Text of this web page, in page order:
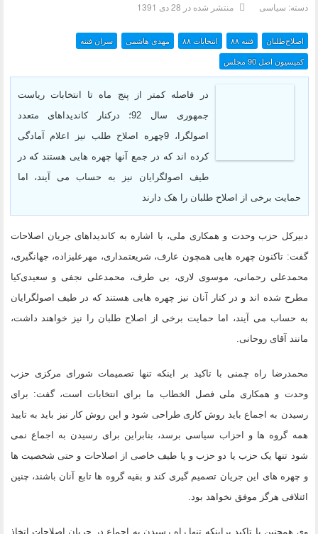
دسته: سیاسی منتشر شده در 28 دی 1391
اصلاح‌طلبان فتنه ۸۸ انتخابات ۸۸ مهدی هاشمی
سران فتنه
کمیسیون اصل 90 مجلس
در فاصله کمتر از پنج ماه تا انتخابات ریاست
جمهوری سال 92؛ درکنار کاندیداهای متعدد
اصولگرا، 9چهره اصلاح طلب نیز اعلام آمادگی
کرده اند که در جمع آنها چهره هایی هستند که در
طیف اصولگرایان نیز به حساب می آیند، اما
حمایت برخی از اصلاح طلبان را هک دارند
دبیرکل حزب وحدت و همکاری ملی، با اشاره به کاندیداهای جریان اصلاحات
گفت: تاکنون چهره هایی همچون عارف، شریعتمداری، مهرعلیزاده، جهانگیری،
محمدعلی رحمانی، موسوی لاری، بی طرف، محمدعلی نجفی و سعیدی‌کیا
مطرح شده اند و در کنار آنان نیز چهره هایی هستند که در طیف اصولگرایان
به حساب می آیند، اما حمایت برخی از اصلاح طلبان را نیز خواهند داشت،
مانند آقای روحانی.
محمدرضا راه چمنی با تاکید بر اینکه تنها تصمیمات شورای مرکزی حزب
وحدت و همکاری ملی فصل الخطاب ما برای انتخابات است، گفت: برای
رسیدن به اجماع باید روش کاری طراحی شود و این روش کار نیز باید به تایید
همه گروه ها و احزاب سیاسی برسد، بنابراین برای رسیدن به اجماع نمی
شود تنها یک حزب یا دو حزب و یا طیف خاصی از اصلاحات و حتی شخصیت ها
و چهره های این جریان تصمیم گیری کند و بقیه گروه ها تابع آنان باشند، چنین
ائتلافی هرگز موفق نخواهد بود.
وی همچنین با تاکید براینکه تنها راه رسیدن به اجماع در جریان اصلاحات اتخاذ